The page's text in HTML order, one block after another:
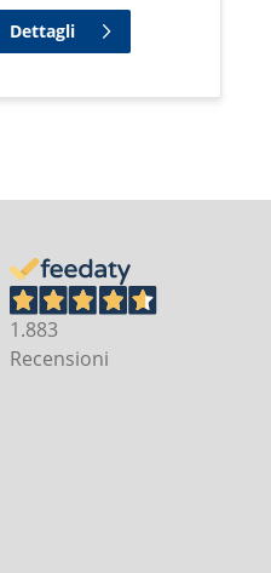
Dettagli
1.883
Recensioni